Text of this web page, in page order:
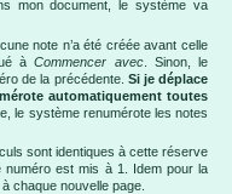
mon document, le système va
note n’a été créée avant celle
àCommencer avec. Sinon, le
de la précédente. Si je déplace
automatiquement toutes
le système renumérote les notes
sont identiques à cette réserve
numéro est mis à 1. Idem pour la
chaque nouvelle page.